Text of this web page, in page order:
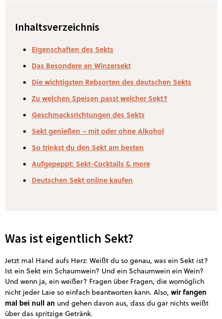
Inhaltsverzeichnis
Eigenschaften des Sekts
Das Besondere an Winzersekt
Die wichtigsten Rebsorten des deutschen Sekts
Zu welchen Speisen passt welcher Sekt?
Geschmacksrichtungen des Sekts
Sekt genießen – mit oder ohne Alkohol
So trinkst du den Sekt am besten
Aufgepeppt: Sekt-Cocktails & more
Deutschen Sekt online kaufen
Was ist eigentlich Sekt?
Jetzt mal Hand aufs Herz: Weißt du so genau, was ein Sekt ist?
Ist ein Sekt ein Schaumwein? Und ein Schaumwein ein Wein?
Und wenn ja, ein weißer? Fragen über Fragen, die womöglich
nicht jeder Laie so einfach beantworten kann. Also, wir fangen
mal bei null an und gehen davon aus, dass du gar nichts weißt
über das spritzige Getränk.